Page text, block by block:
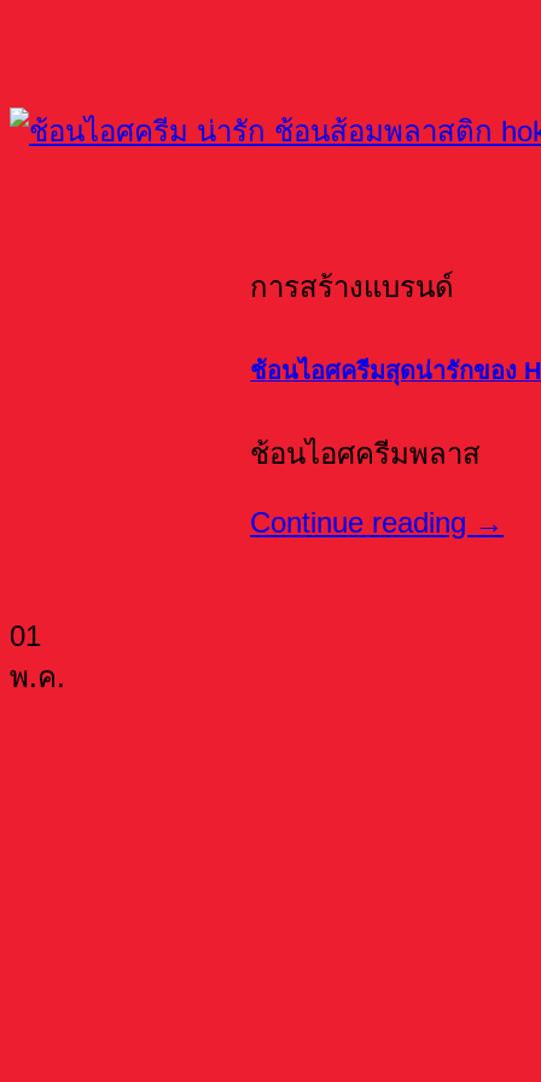
การสร้างแบรนด์
ช้อนไอศครีมสุดน่ารักของ
ช้อนไอศครีมพลาส
Continue reading →
01
พ.ค.